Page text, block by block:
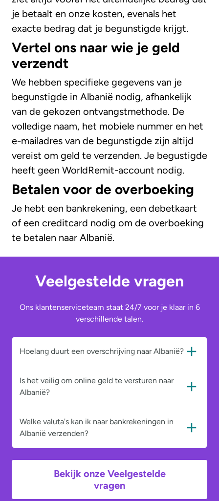
je betaalt en onze kosten, evenals het
exacte bedrag dat je begunstigde krijgt.
Vertel ons naar wie je geld
verzendt
We hebben specifieke gegevens van je
begunstigde in Albanië nodig, afhankelijk
van de gekozen ontvangstmethode. De
volledige naam, het mobiele nummer en het
e-mailadres van de begunstigde zijn altijd
vereist om geld te verzenden. Je begustigde
heeft geen WorldRemit-account nodig.
Betalen voor de overboeking
Je hebt een bankrekening, een debetkaart
of een creditcard nodig om de overboeking
te betalen naar Albanië.
Veelgestelde vragen
Ons klantenserviceteam staat 24/7 voor je klaar in 6
verschillende talen.
Hoelang duurt een overschrijving naar Albanië?
Is het veilig om online geld te versturen naar
Albanië?
Welke valuta's kan ik naar bankrekeningen in
Albanië verzenden?
Bekijk onze Veelgestelde
vragen